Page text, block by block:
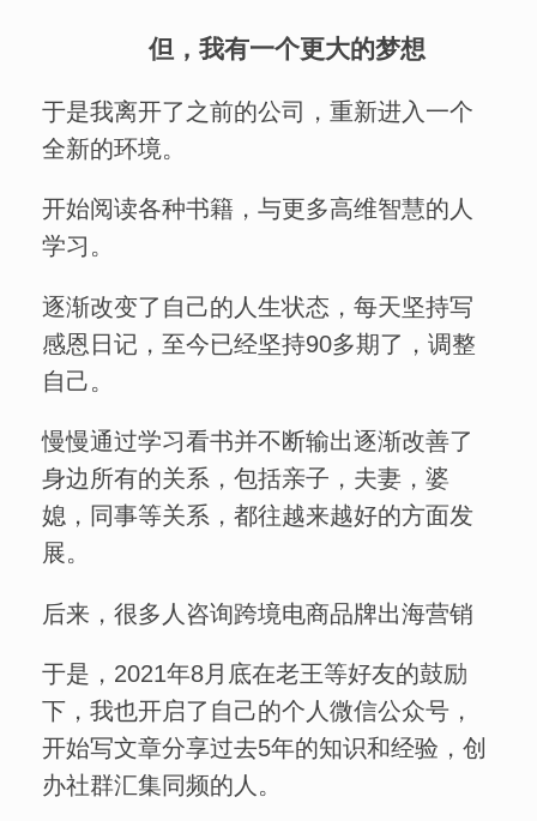
但，我有一个更大的梦想
于是我离开了之前的公司，重新进入一个
全新的环境。
开始阅读各种书籍，与更多高维智慧的人
学习。
逐渐改变了自己的人生状态，每天坚持写
感恩日记，至今已经坚持90多期了，调整
自己。
慢慢通过学习看书并不断输出逐渐改善了
身边所有的关系，包括亲子，夫妻，婆
媳，同事等关系，都往越来越好的方面发
展。
后来，很多人咨询跨境电商品牌出海营销
于是，2021年8月底在老王等好友的鼓励
下，我也开启了自己的个人微信公众号，
开始写文章分享过去5年的知识和经验，创
办社群汇集同频的人。